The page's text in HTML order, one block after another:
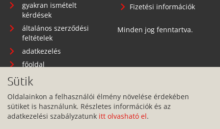
gyakran ismételt
kérdések
általános szerződési
feltételek
adatkezelés
főoldal
Fizetési információk
Minden jog fenntartva.
Telephely: 1134 Budapest, Angyalföldi út 25.
Sütik
Oldalainkon a felhasználói élmény növelése érdekében
sütiket is használunk. Részletes információk és az
adatkezelési szabályzatunk itt olvasható el.